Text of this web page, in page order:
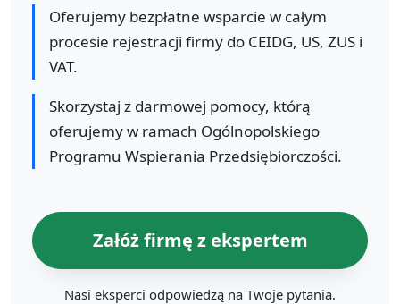
Oferujemy bezpłatne wsparcie w całym
procesie rejestracji firmy do CEIDG, US, ZUS i
VAT.
Skorzystaj z darmowej pomocy, którą
oferujemy w ramach Ogólnopolskiego
Programu Wspierania Przedsiębiorczości.
Załóż firmę z ekspertem
Nasi eksperci odpowiedzą na Twoje pytania.